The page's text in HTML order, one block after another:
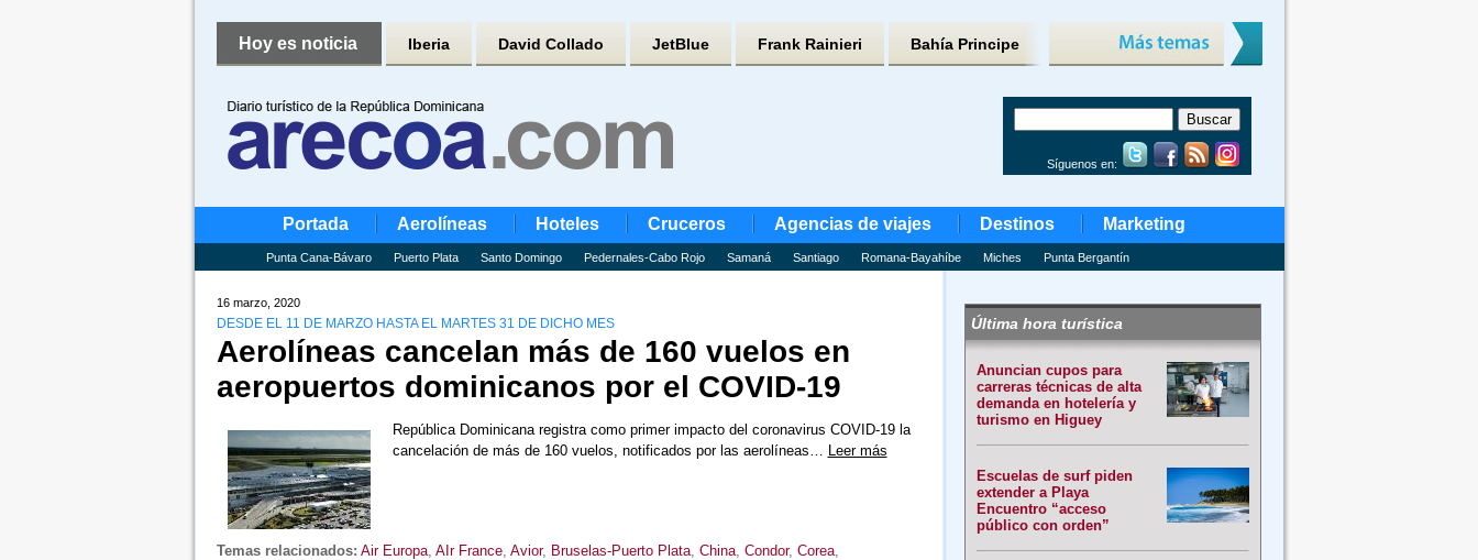
Hoy es noticia Iberia David Collado JetBlue Frank Rainieri Bahía Principe
Síguenos en:
Portada Aerolíneas Hoteles Cruceros Agencias de viajes Destinos Marketing
Punta Cana-Bávaro Puerto Plata Santo Domingo Pedernales-Cabo Rojo Samaná Santiago Romana-Bayahíbe Miches Punta Bergantín
16 marzo, 2020
DESDE EL 11 DE MARZO HASTA EL MARTES 31 DE DICHO MES
Aerolíneas cancelan más de 160 vuelos en
aeropuertos dominicanos por el COVID-19
República Dominicana registra como primer impacto del coronavirus COVID-19 la
cancelación de más de 160 vuelos, notificados por las aerolíneas… Leer más
Temas relacionados: Air Europa, AIr France, Avior, Bruselas-Puerto Plata, China, Condor, Corea,
Última hora turística
Anuncian cupos para
carreras técnicas de alta
demanda en hotelería y
turismo en Higuey
Escuelas de surf piden
extender a Playa
Encuentro “acceso
público con orden”